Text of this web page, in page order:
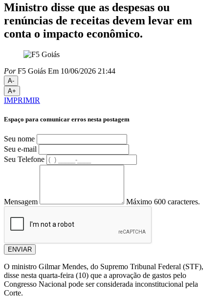
Ministro disse que as despesas ou
renúncias de receitas devem levar em
conta o impacto econômico.
PorF5 Goiás Em 10/06/2026 21:44
A-
A+
IMPRIMIR
Espaço para comunicar erros nesta postagem
Seu nome
Seu e-mail
Seu Telefone
Mensagem Máximo 600 caracteres.
ENVIAR
O ministro Gilmar Mendes, do Supremo Tribunal Federal (STF),
disse nesta quarta-feira (10) que a aprovação de gastos pelo
Congresso Nacional pode ser considerada inconstitucional pela
Corte.